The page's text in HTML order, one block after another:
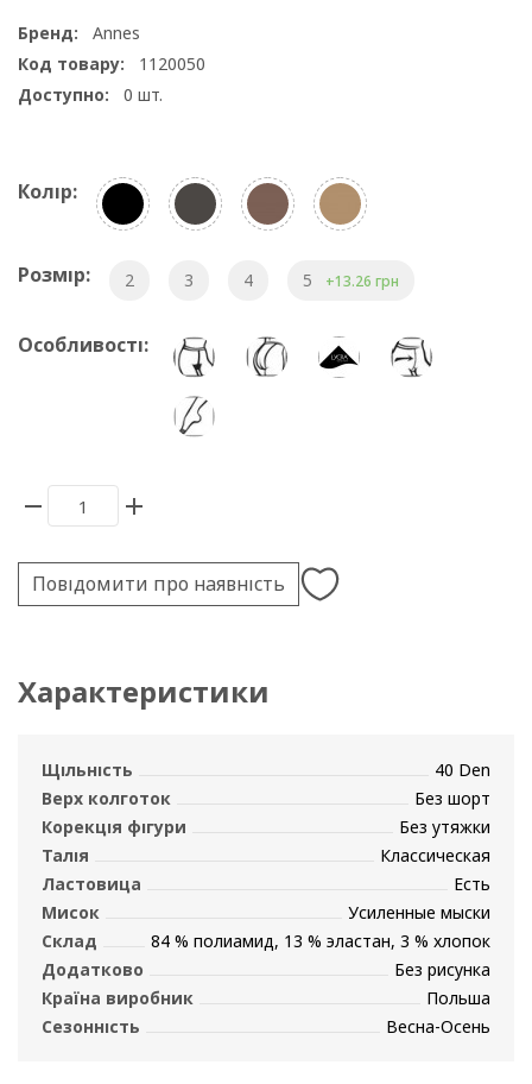
Бренд:
Annes
Код товару:
1120050
Доступно:
0 шт.
Колір:
Розмір: 2 3 4 5 +13.26 грн
Особливості:
Повідомити про наявність
Характеристики
Щільність
40 Den
Верх колготок
Без шорт
Корекція фігури
Без утяжки
Талія
Классическая
Ластовица
Есть
Мисок
Усиленные мыски
Склад
84 % полиамид, 13 % эластан, 3 % хлопок
Додатково
Без рисунка
Країна виробник
Польша
Сезонність
Весна-Осень